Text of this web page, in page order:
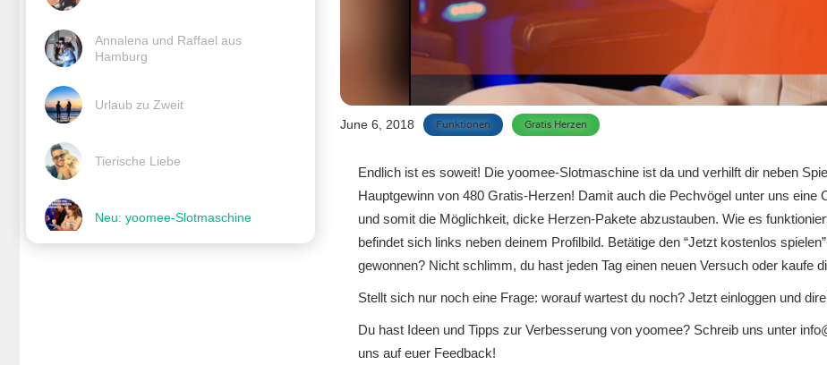
Annalena und Raffael aus
Hamburg
Urlaub zu Zweit
Tierische Liebe
Neu: yoomee-Slotmaschine
June 6, 2018 Funktionen Gratis Herzen
Endlich ist es soweit! Die yoomee-Slotmaschine ist da und verhilft dir neben
Hauptgewinn von 480 Gratis-Herzen! Damit auch die Pechvögel unter uns eine
und somit die Möglichkeit, dicke Herzen-Pakete abzustauben. Wie es
befindet sich links neben deinem Profilbild. Betätige den “Jetzt kostenlos
gewonnen? Nicht schlimm, du hast jeden Tag einen neuen Versuch oder kaufe
Stellt sich nur noch eine Frage: worauf wartest du noch? Jetzt einloggen und
Du hast Ideen und Tipps zur Verbesserung von yoomee? Schreib uns unter
uns auf euer Feedback!